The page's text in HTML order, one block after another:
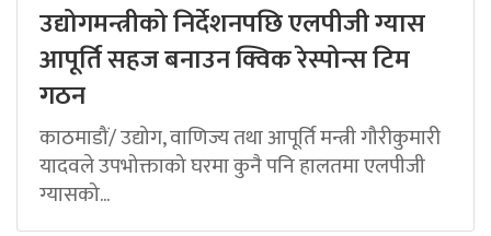
उद्योगमन्त्रीको निर्देशनपछि एलपीजी ग्यास
आपूर्ति सहज बनाउन क्विक रेस्पोन्स टिम
गठन
काठमाडौं/ उद्योग, वाणिज्य तथा आपूर्ति मन्त्री गौरीकुमारी
यादवले उपभोक्ताको घरमा कुनै पनि हालतमा एलपीजी
ग्यासको...